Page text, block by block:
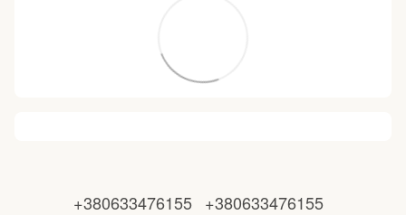
+380633476155 +380633476155